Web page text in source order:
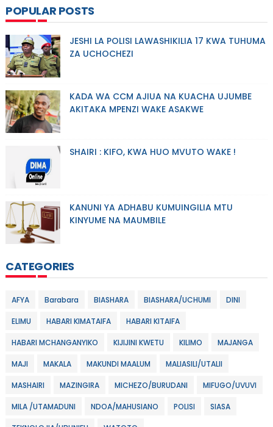
POPULAR POSTS
JESHI LA POLISI LAWASHIKILIA 17 KWA TUHUMA
ZA UCHOCHEZI
KADA WA CCM AJIUA NA KUACHA UJUMBE
AKITAKA MPENZI WAKE ASAKWE
SHAIRI : KIFO, KWA HUO MVUTO WAKE !
KANUNI YA ADHABU KUMUINGILIA MTU
KINYUME NA MAUMBILE
CATEGORIES
AFYA Barabara BIASHARA BIASHARA/UCHUMI DINI
ELIMU HABARI KIMATAIFA HABARI KITAIFA
HABARI MCHANGANYIKO KIJIJINI KWETU KILIMO MAJANGA
MAJI MAKALA MAKUNDI MAALUM MALIASILI/UTALII
MASHAIRI MAZINGIRA MICHEZO/BURUDANI MIFUGO/UVUVI
MILA /UTAMADUNI NDOA/MAHUSIANO POLISI SIASA